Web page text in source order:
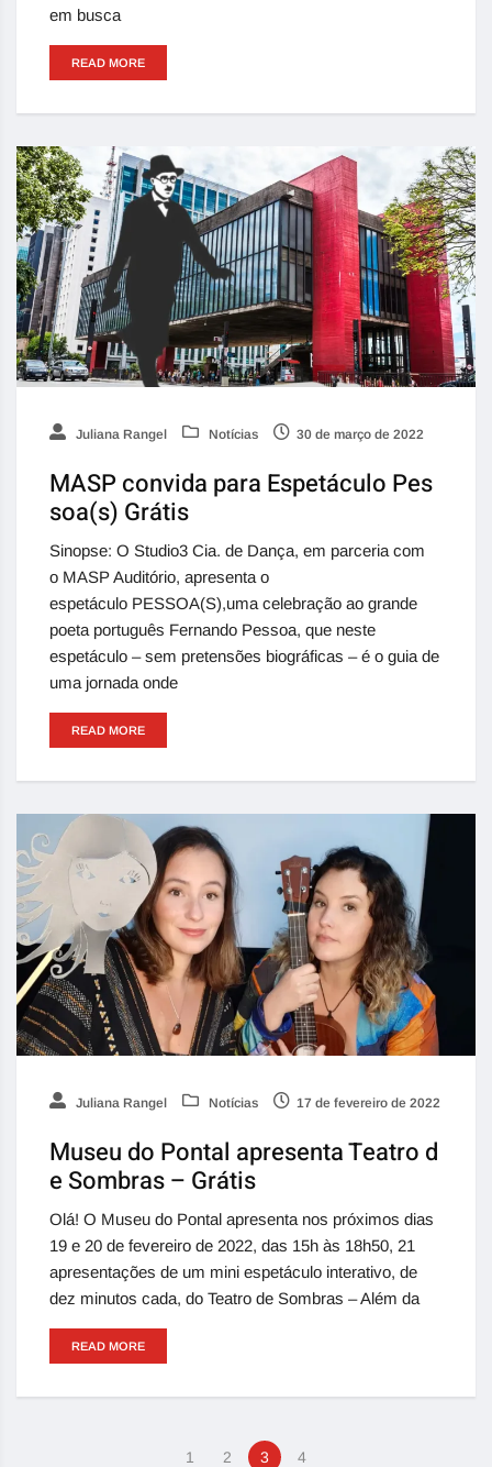
em busca
READ MORE
Juliana Rangel Notícias 30 de março de 2022
MASP convida para Espetáculo Pes
soa(s) Grátis
Sinopse: O Studio3 Cia. de Dança, em parceria com
o MASP Auditório, apresenta o
espetáculo PESSOA(S),uma celebração ao grande
poeta português Fernando Pessoa, que neste
espetáculo – sem pretensões biográficas – é o guia de
uma jornada onde
READ MORE
Juliana Rangel Notícias 17 de fevereiro de 2022
Museu do Pontal apresenta Teatro d
e Sombras – Grátis
Olá! O Museu do Pontal apresenta nos próximos dias
19 e 20 de fevereiro de 2022, das 15h às 18h50, 21
apresentações de um mini espetáculo interativo, de
dez minutos cada, do Teatro de Sombras – Além da
READ MORE
1 2 3 4